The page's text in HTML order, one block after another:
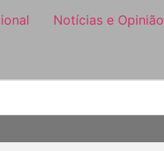
Notícias e Opinião